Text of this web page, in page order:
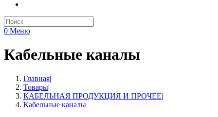
0 Меню
Кабельные каналы
Главная|
Товары|
КАБЕЛЬНАЯ ПРОДУКЦИЯ И ПРОЧЕЕ|
Кабельные каналы